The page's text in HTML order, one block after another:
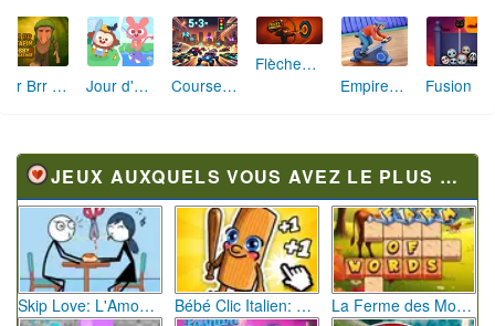
Brr Brr Patapim: Le Défi Parkour Délirant Jour d'Aventure: Puzzles en Plein Air Course Mathématique: La Vitesse par les Chiffres
Flèches Rusées 2 : Visez Juste et Défiez la Rotation!
Empire Fitness - Simulateur de Salle de Sport
JEUX AUXQUELS VOUS AVEZ LE PLUS JOUÉ
Skip Love: L'Amour en Péril Bébé Clic Italien: La Folie des Petits Bambins La Ferme des Mots - Cultivez votre Vocabulaire